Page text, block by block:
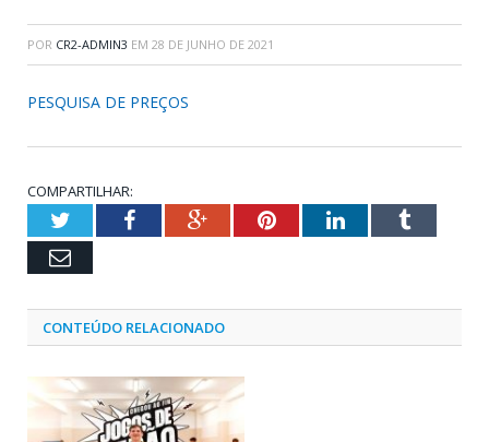
POR CR2-ADMIN3 EM 28 DE JUNHO DE 2021
PESQUISA DE PREÇOS
COMPARTILHAR:
TwitterFacebookGoogle+PinterestLinkedInTumblr
Email
CONTEÚDO RELACIONADO